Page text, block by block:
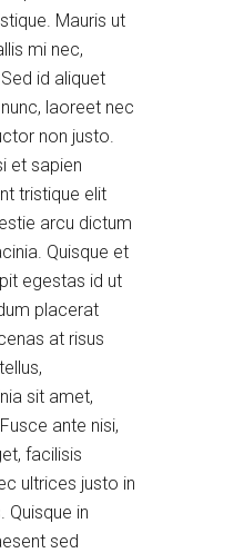
Mauris ut
mi nec,
id aliquet
laoreet nec
non justo.
et sapien
tristique elit
arcu dictum
Quisque et
egestas id ut
placerat
at risus
sit amet,
ante nisi,
facilisis
ultrices justo in
Quisque in
sed